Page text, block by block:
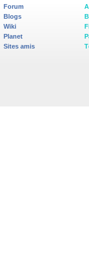
Forum
Blogs
Wiki
Planet
Sites amis